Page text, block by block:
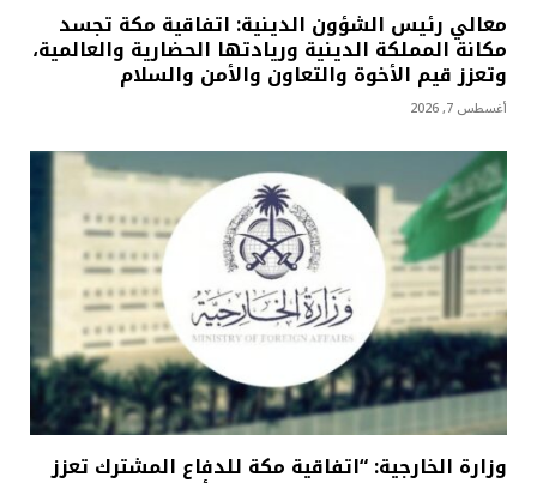
معالي رئيس الشؤون الدينية: اتفاقية مكة تجسد
مكانة المملكة الدينية وريادتها الحضارية والعالمية،
وتعزز قيم الأخوة والتعاون والأمن والسلام
أغسطس 7, 2026
وزارة الخارجية: “اتفاقية مكة للدفاع المشترك تعزز